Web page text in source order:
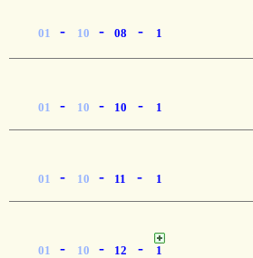
01 - 10 - 08 - 1
01 - 10 - 10 - 1
01 - 10 - 11 - 1
01 - 10 - 12 - 1